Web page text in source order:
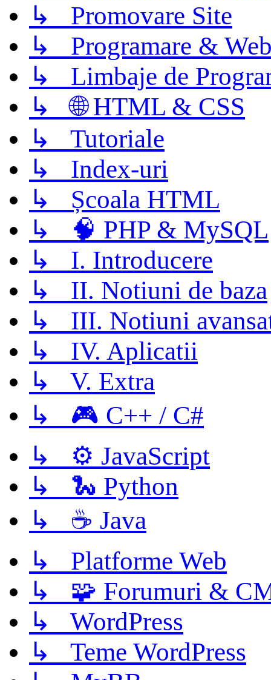
↳ Promovare Site
↳ Programare &
↳ Limbaje de
↳ 🌐 HTML & CSS
↳ Tutoriale
↳ Index-uri
↳ Școala HTML
↳ 🧠 PHP & MySQL
↳ I. Introducere
↳ II. Notiuni de baza
↳ III. Notiuni
↳ IV. Aplicatii
↳ V. Extra
↳ 🎮 C++ / C#
↳ ⚙️ JavaScript
↳ 🐍 Python
↳ ☕ Java
↳ Platforme Web
↳ 🧩 Forumuri &
↳ WordPress
↳ Teme WordPress